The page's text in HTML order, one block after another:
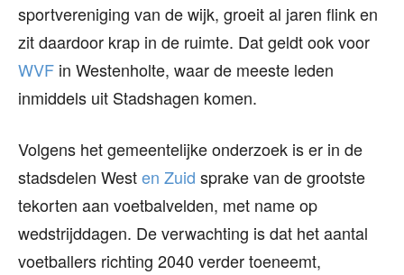
sportvereniging van de wijk, groeit al jaren flink en
zit daardoor krap in de ruimte. Dat geldt ook voor
WVF in Westenholte, waar de meeste leden
inmiddels uit Stadshagen komen.
Volgens het gemeentelijke onderzoek is er in de
stadsdelen Westen Zuid sprake van de grootste
tekorten aan voetbalvelden, met name op
wedstrijddagen. De verwachting is dat het aantal
voetballers richting 2040 verder toeneemt,